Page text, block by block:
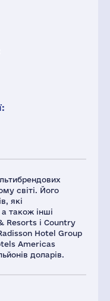
світі. Його
які
також інші
Resorts і Country
Hotel Group
Americas
доларів.